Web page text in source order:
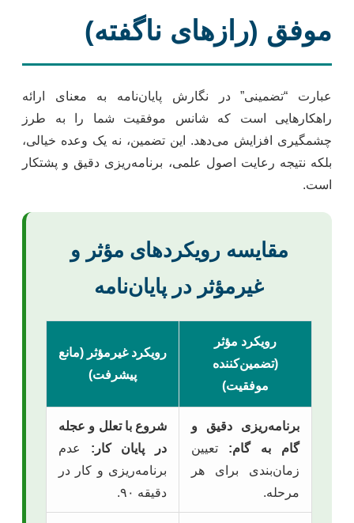
موفق (رازهای ناگفته)
عبارت “تضمینی” در نگارش پایان‌نامه به معنای ارائه
راهکارهایی است که شانس موفقیت شما را به طرز
چشمگیری افزایش می‌دهد. این تضمین، نه یک وعده خیالی،
بلکه نتیجه رعایت اصول علمی، برنامه‌ریزی دقیق و پشتکار
است.
مقایسه رویکردهای مؤثر و
غیرمؤثر در پایان‌نامه
رویکرد مؤثر
(تضمین‌کننده
موفقیت)
رویکرد غیرمؤثر (مانع
پیشرفت)
برنامه‌ریزی دقیق و
گام به گام: تعیین
زمان‌بندی برای هر
مرحله.
شروع با تعلل و عجله
در پایان کار: عدم
برنامه‌ریزی و کار در
دقیقه ۹۰.